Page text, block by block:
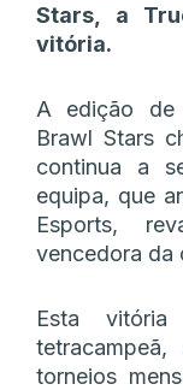
Stars, a
vitória.
A edição de
Brawl Stars
continua a
equipa, que
Esports,
vencedora da
Esta
torneios